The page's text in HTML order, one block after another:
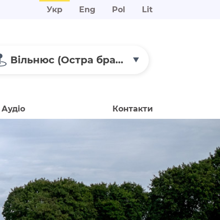
Укр Eng Pol Lit
Вільнюс (Остра брама та маєтки)
Аудіо Контакти